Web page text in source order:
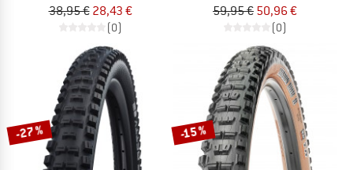
38,95 € 28,43 €
(0)
59,95 € 50,96 €
(0)
-27 % -15 %